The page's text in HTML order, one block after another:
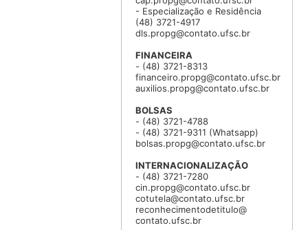
- Especialização e Residência
(48) 3721-4917
dls.propg@contato.ufsc.br
FINANCEIRA
- (48) 3721-8313
financeiro.propg@contato.ufsc.br
auxilios.propg@contato.ufsc.br
BOLSAS
- (48) 3721-4788
- (48) 3721-9311 (Whatsapp)
bolsas.propg@contato.ufsc.br
INTERNACIONALIZAÇÃO
- (48) 3721-7280
cin.propg@contato.ufsc.br
cotutela@contato.ufsc.br
reconhecimentodetitulo@
contato.ufsc.br